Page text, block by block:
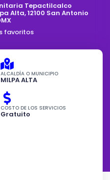
Tepactilcalco
Alta, 12100 San Antonio
favoritos
ALCALDÍA O MUNICIPIO
MILPA ALTA
COSTO DE LOS SERVICIOS
Gratuito